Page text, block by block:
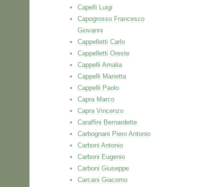
Capelli Luigi
Capogrosso Francesco
Giovanni
Cappelletti Carlo
Cappelletti Oreste
Cappelli Amalia
Cappelli Marietta
Cappelli Paolo
Capra Marco
Capra Vincenzo
Caraffini Bernardette
Carbognani Piero Antonio
Carboni Antonio
Carboni Eugenio
Carboni Giuseppe
Carcani Giacomo